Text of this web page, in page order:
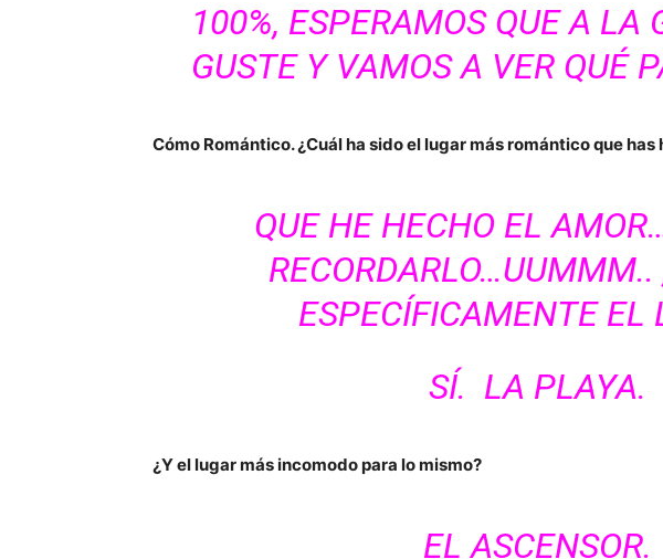
100%, ESPERAMOS QUE A LA
GUSTE Y VAMOS A VER QUÉ
Cómo Romántico. ¿Cuál ha sido el lugar más romántico que has
QUE HE HECHO EL
RECORDARLO…UUMMM..
ESPECÍFICAMENTE EL
SÍ. LA PLAYA.
¿Y el lugar más incomodo para lo mismo?
EL ASCENSOR.